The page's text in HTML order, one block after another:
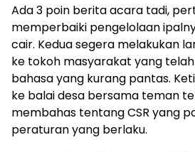
Ada 3 poin berita acara tadi,
memperbaiki pengelolaan
cair. Kedua segera melakukan
ke tokoh masyarakat yang
bahasa yang kurang pantas.
ke balai desa bersama teman
membahas tentang CSR yang
peraturan yang berlaku.